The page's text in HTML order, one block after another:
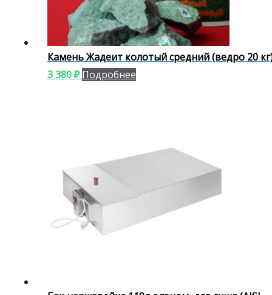
Камень Жадеит колотый средний (ведро 20
3 380₽ Подробнее